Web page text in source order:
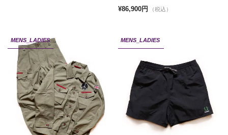
¥86,900円 （税込）
MENS_LADIES MENS_LADIES